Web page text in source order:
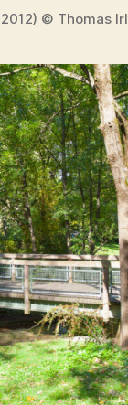
© Thomas